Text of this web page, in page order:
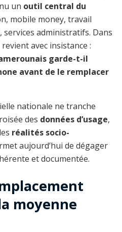
un outil central du
mobile money, travail
administratifs. Dans
avec insistance :
garde-t-il
avant de le remplacer
nationale ne tranche
des données d’usage,
réalités socio-
aujourd’hui de dégager
et documentée.
moyenne